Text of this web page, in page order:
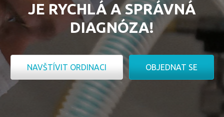
JE RYCHLÁ A SPRÁVNÁ
DIAGNÓZA!
NAVŠTÍVIT ORDINACI OBJEDNAT SE